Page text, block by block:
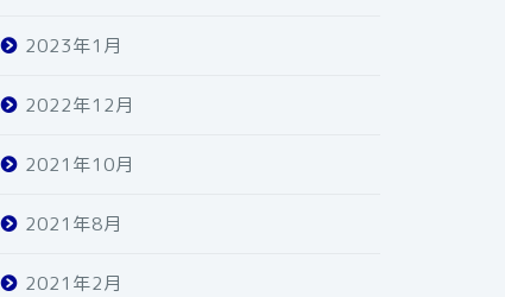
2023年1月
2022年12月
2021年10月
2021年8月
2021年2月